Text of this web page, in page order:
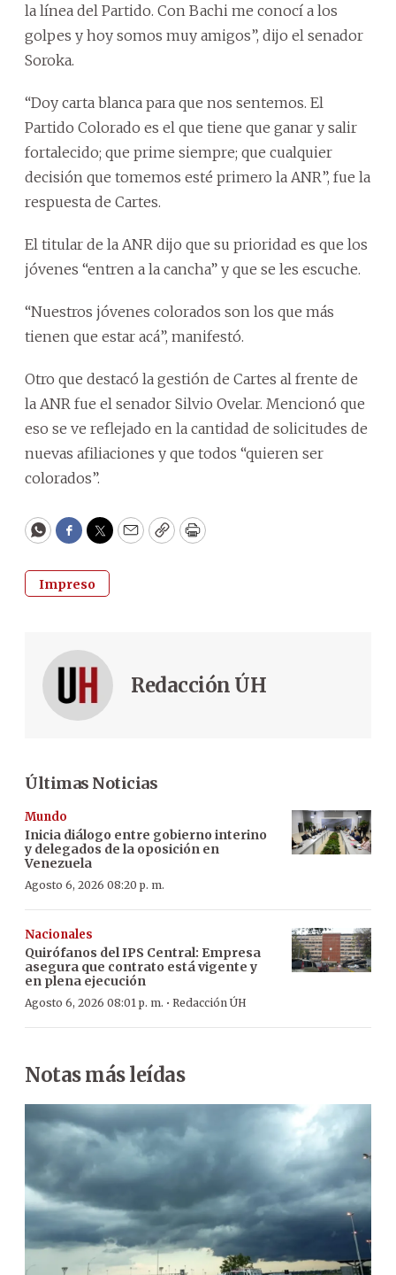
la línea del Partido. Con Bachi me conocí a los
golpes y hoy somos muy amigos”, dijo el senador
Soroka.
“Doy carta blanca para que nos sentemos. El
Partido Colorado es el que tiene que ganar y salir
fortalecido; que prime siempre; que cualquier
decisión que tomemos esté primero la ANR”, fue la
respuesta de Cartes.
El titular de la ANR dijo que su prioridad es que los
jóvenes “entren a la cancha” y que se les escuche.
“Nuestros jóvenes colorados son los que más
tienen que estar acá”, manifestó.
Otro que destacó la gestión de Cartes al frente de
la ANR fue el senador Silvio Ovelar. Mencionó que
eso se ve reflejado en la cantidad de solicitudes de
nuevas afiliaciones y que todos “quieren ser
colorados”.
WhatsApp
Facebook
Twitter
EmailCopyPrint
Impreso
Redacción ÚH
Últimas Noticias
Mundo
Inicia diálogo entre gobierno interino
y delegados de la oposición en
Venezuela
Agosto 6, 2026 08:20 p. m.
Nacionales
Quirófanos del IPS Central: Empresa
asegura que contrato está vigente y
en plena ejecución
Agosto 6, 2026 08:01 p. m. · Redacción ÚH
Notas más leídas